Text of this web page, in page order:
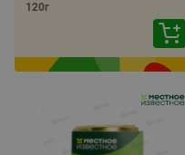
120г